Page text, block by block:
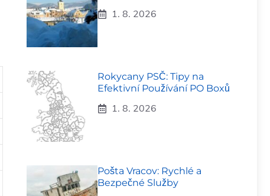
1. 8. 2026
Rokycany PSČ: Tipy na
Efektivní Používání PO Boxů
1. 8. 2026
Pošta Vracov: Rychlé a
Bezpečné Služby